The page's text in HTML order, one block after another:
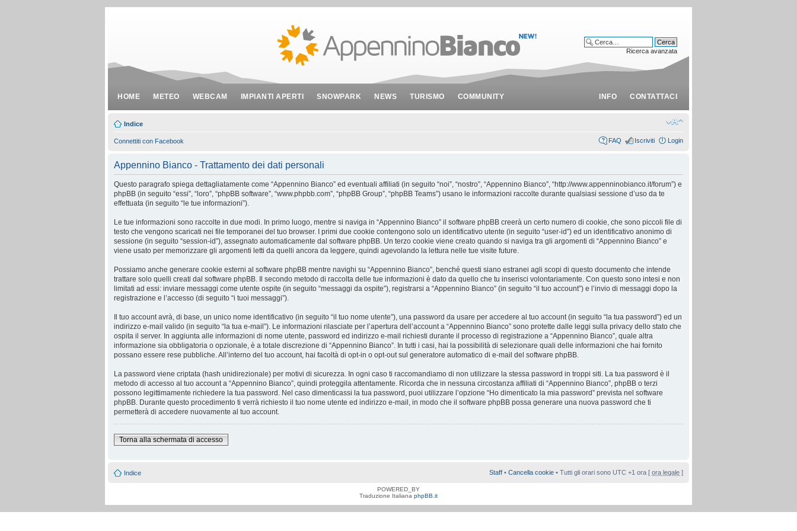
HOME METEO WEBCAM IMPIANTI APERTI SNOWPARK NEWS TURISMO COMMUNITY INFO CONTATTACI
Ricerca avanzata
Indice
Connettiti con Facebook FAQ Iscriviti Login
Appennino Bianco - Trattamento dei dati personali
Questo paragrafo spiega dettagliatamente come “Appennino Bianco” ed eventuali affiliati (in seguito “noi”, “nostro”, “Appennino Bianco”, “http://www.appenninobianco.it/forum”) e
phpBB (in seguito “essi”, “loro”, “phpBB software”, “www.phpbb.com”, “phpBB Group”, “phpBB Teams”) usano le informazioni raccolte durante qualsiasi sessione d’uso da te
effettuata (in seguito “le tue informazioni”).
Le tue informazioni sono raccolte in due modi. In primo luogo, mentre si naviga in “Appennino Bianco” il software phpBB creerà un certo numero di cookie, che sono piccoli file di
testo che vengono scaricati nei file temporanei del tuo browser. I primi due cookie contengono solo un identificativo utente (in seguito “user-id”) ed un identificativo anonimo di
sessione (in seguito “session-id”), assegnato automaticamente dal software phpBB. Un terzo cookie viene creato quando si naviga tra gli argomenti di “Appennino Bianco” e
viene usato per memorizzare gli argomenti letti da quelli ancora da leggere, quindi agevolando la lettura nelle tue visite future.
Possiamo anche generare cookie esterni al software phpBB mentre navighi su “Appennino Bianco”, benché questi siano estranei agli scopi di questo documento che intende
trattare solo quelli creati dal software phpBB. Il secondo metodo di raccolta delle tue informazioni è dato da quello che tu inserisci volontariamente. Con questo sono intesi e non
limitati ad essi: inviare messaggi come utente ospite (in seguito “messaggi da ospite”), registrarsi a “Appennino Bianco” (in seguito “il tuo account”) e l’invio di messaggi dopo la
registrazione e l’accesso (di seguito “i tuoi messaggi”).
Il tuo account avrà, di base, un unico nome identificativo (in seguito “il tuo nome utente”), una password da usare per accedere al tuo account (in seguito “la tua password”) ed un
indirizzo e-mail valido (in seguito “la tua e-mail”). Le informazioni rilasciate per l’apertura dell’account a “Appennino Bianco” sono protette dalle leggi sulla privacy dello stato che
ospita il server. In aggiunta alle informazioni di nome utente, password ed indirizzo e-mail richiesti durante il processo di registrazione a “Appennino Bianco”, quale altra
informazione sia obbligatoria o opzionale, è a totale discrezione di “Appennino Bianco”. In tutti i casi, hai la possibilità di selezionare quali delle informazioni che hai fornito
possano essere rese pubbliche. All’interno del tuo account, hai facoltà di opt-in o opt-out sul generatore automatico di e-mail del software phpBB.
La password viene criptata (hash unidirezionale) per motivi di sicurezza. In ogni caso ti raccomandiamo di non utilizzare la stessa password in troppi siti. La tua password è il
metodo di accesso al tuo account a “Appennino Bianco”, quindi proteggila attentamente. Ricorda che in nessuna circostanza affiliati di “Appennino Bianco”, phpBB o terzi
possono legittimamente richiedere la tua password. Nel caso dimenticassi la tua password, puoi utilizzare l’opzione “Ho dimenticato la mia password” prevista nel software
phpBB. Durante questo procedimento ti verrà richiesto il tuo nome utente ed indirizzo e-mail, in modo che il software phpBB possa generare una nuova password che ti
permetterà di accedere nuovamente al tuo account.
Torna alla schermata di accesso
Indice Staff • Cancella cookie • Tutti gli orari sono UTC +1 ora [ ora legale ]
POWERED_BY
Traduzione Italiana phpBB.it